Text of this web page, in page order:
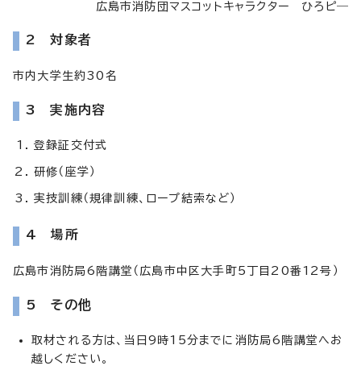
広島市消防団マスコットキャラクター ひろピ―
2 対象者
市内大学生約30名
3 実施内容
登録証交付式
研修（座学）
実技訓練（規律訓練、ロープ結索など）
4 場所
広島市消防局6階講堂（広島市中区大手町5丁目20番12号）
5 その他
取材される方は、当日9時15分までに消防局6階講堂へお
越しください。